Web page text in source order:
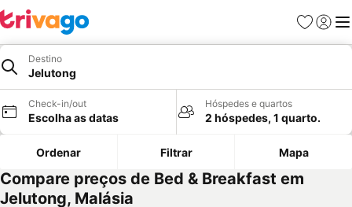
Favoritos
Iniciar
Destino
Jelutong
Check-in/out
Escolha as datas
Hóspedes e quartos
2 hóspedes, 1 quarto.
Ordenar Filtrar Mapa
Compare preços de Bed & Breakfast em
Jelutong, Malásia